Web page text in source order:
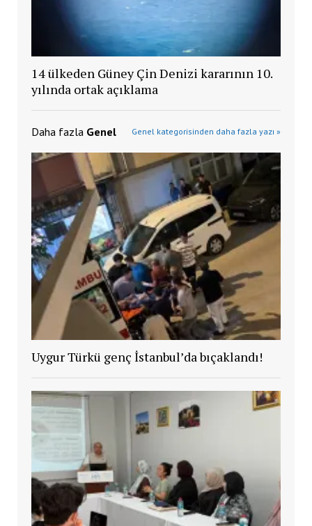
14 ülkeden Güney Çin Denizi kararının 10.
yılında ortak açıklama
Daha fazla Genel Genel kategorisinden daha fazla yazı »
Uygur Türkü genç İstanbul’da bıçaklandı!